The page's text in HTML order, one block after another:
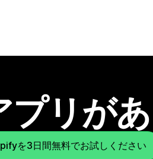
リが
を3日間無料でお試しください